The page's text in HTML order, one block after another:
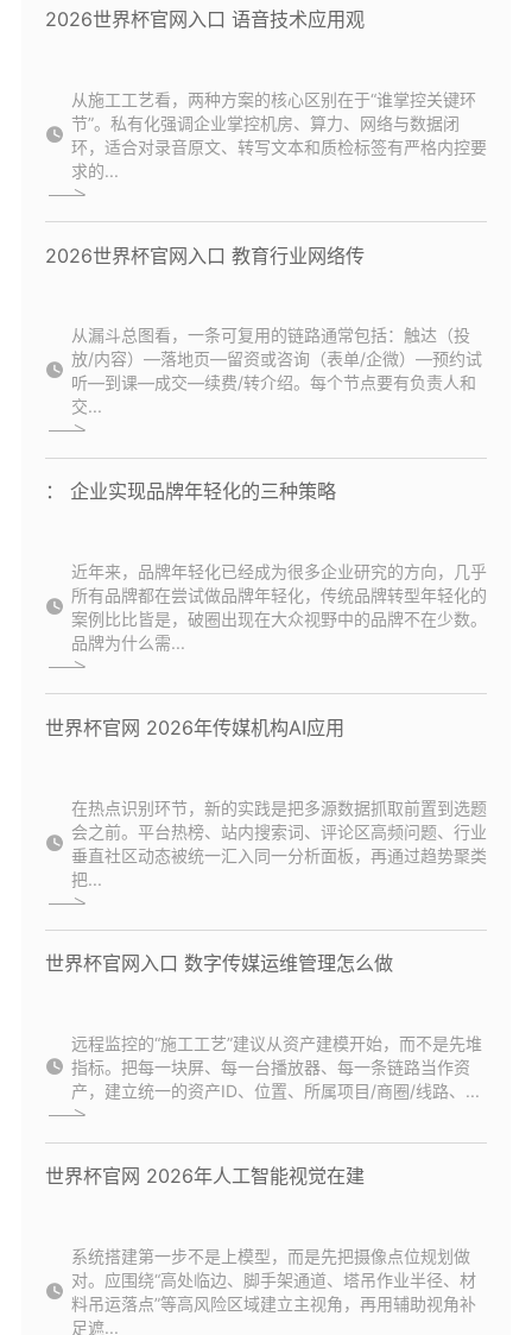
2026世界杯官网入口 语音技术应用观
从施工工艺看，两种方案的核心区别在于“谁掌控关键环
节”。私有化强调企业掌控机房、算力、网络与数据闭
环，适合对录音原文、转写文本和质检标签有严格内控要
求的...
2026世界杯官网入口 教育行业网络传
从漏斗总图看，一条可复用的链路通常包括：触达（投
放/内容）—落地页—留资或咨询（表单/企微）—预约试
听—到课—成交—续费/转介绍。每个节点要有负责人和
交...
： 企业实现品牌年轻化的三种策略
近年来，品牌年轻化已经成为很多企业研究的方向，几乎
所有品牌都在尝试做品牌年轻化，传统品牌转型年轻化的
案例比比皆是，破圈出现在大众视野中的品牌不在少数。
品牌为什么需...
世界杯官网 2026年传媒机构AI应用
在热点识别环节，新的实践是把多源数据抓取前置到选题
会之前。平台热榜、站内搜索词、评论区高频问题、行业
垂直社区动态被统一汇入同一分析面板，再通过趋势聚类
把...
世界杯官网入口 数字传媒运维管理怎么做
远程监控的“施工工艺”建议从资产建模开始，而不是先堆
指标。把每一块屏、每一台播放器、每一条链路当作资
产，建立统一的资产ID、位置、所属项目/商圈/线路、...
世界杯官网 2026年人工智能视觉在建
系统搭建第一步不是上模型，而是先把摄像点位规划做
对。应围绕“高处临边、脚手架通道、塔吊作业半径、材
料吊运落点”等高风险区域建立主视角，再用辅助视角补
足遮...